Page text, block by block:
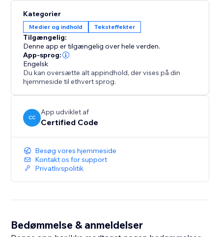
en moderne kant til deres visuelle indhold.
Kategorier
Medier og indhold Teksteffekter
Tilgængelig:
Denne app er tilgængelig over hele verden.
App-sprog:
Engelsk
Du kan oversætte alt appindhold, der vises på din
hjemmeside til ethvert sprog.
CC
App udviklet af
Certified Code
Besøg vores hjemmeside
Kontakt os for support
Privatlivspolitik
Bedømmelse & anmeldelser